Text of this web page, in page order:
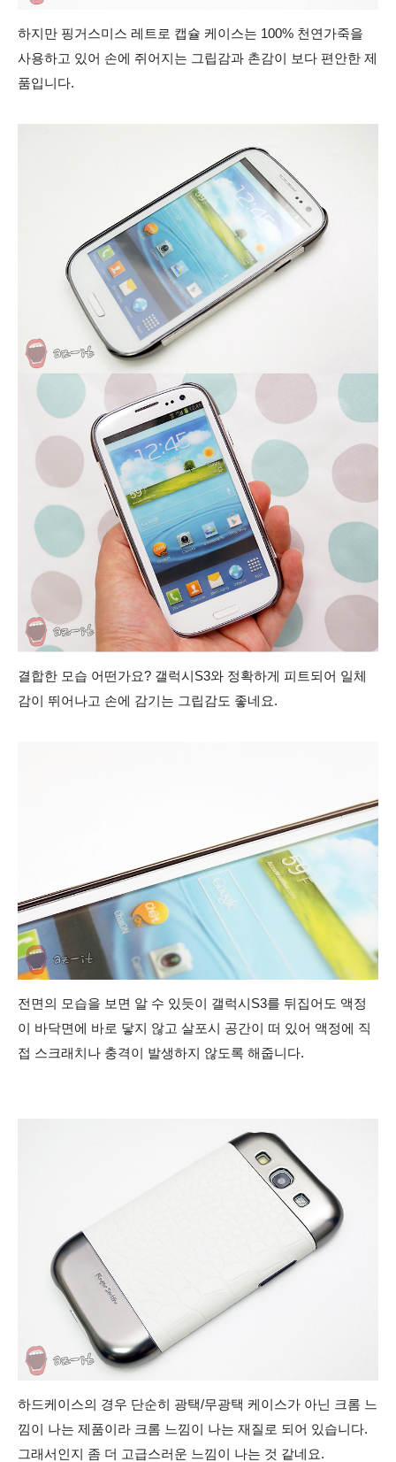
하지만 핑거스미스 레트로 캡슐 케이스는 100% 천연가죽을
사용하고 있어 손에 쥐어지는 그립감과 촌감이 보다 편안한 제
품입니다.
결합한 모습 어떤가요? 갤럭시S3와 정확하게 피트되어 일체
감이 뛰어나고 손에 감기는 그립감도 좋네요.
전면의 모습을 보면 알 수 있듯이 갤럭시S3를 뒤집어도 액정
이 바닥면에 바로 닿지 않고 살포시 공간이 떠 있어 액정에 직
접 스크래치나 충격이 발생하지 않도록 해줍니다.
하드케이스의 경우 단순히 광택/무광택 케이스가 아닌 크롬 느
낌이 나는 제품이라 크롬 느낌이 나는 재질로 되어 있습니다.
그래서인지 좀 더 고급스러운 느낌이 나는 것 같네요.